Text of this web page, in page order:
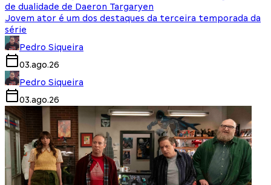
de dualidade de Daeron Targaryen
Jovem ator é um dos destaques da terceira temporada da
série
Pedro Siqueira
03.ago.26
Pedro Siqueira
03.ago.26